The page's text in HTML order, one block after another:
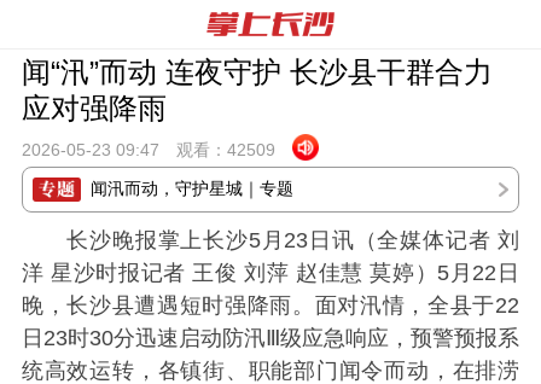
闻“汛”而动 连夜守护 长沙县干群合力
应对强降雨
2026-05-23 09:47 观看： 42509
闻汛而动，守护星城｜专题
长沙晚报掌上长沙5月23日讯（全媒体记者 刘
洋 星沙时报记者 王俊 刘萍 赵佳慧 莫婷）5月22日
晚，长沙县遭遇短时强降雨。面对汛情，全县于22
日23时30分迅速启动防汛Ⅲ级应急响应，预警预报系
统高效运转，各镇街、职能部门闻令而动，在排涝